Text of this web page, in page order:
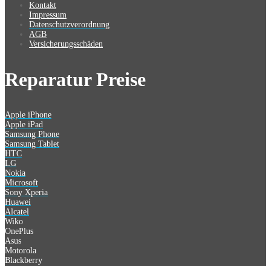
Kontakt
Impressum
Datenschutzverordnung
AGB
Versicherungsschäden
Reparatur Preise
Apple iPhone
Apple iPad
Samsung Phone
Samsung Tablet
HTC
LG
Nokia
Microsoft
Sony Xperia
Huawei
Alcatel
Wiko
OnePlus
Asus
Motorola
Blackberry